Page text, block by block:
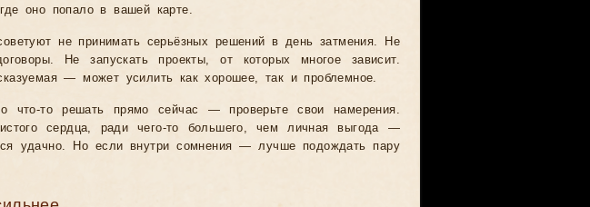
оно попало в вашей карте.
не принимать серьёзных решений в день затмения. Не
Не запускать проекты, от которых многое зависит.
— может усилить как хорошее, так и проблемное.
что-то решать прямо сейчас — проверьте свои намерения.
сердца, ради чего-то большего, чем личная выгода —
удачно. Но если внутри сомнения — лучше подождать пару